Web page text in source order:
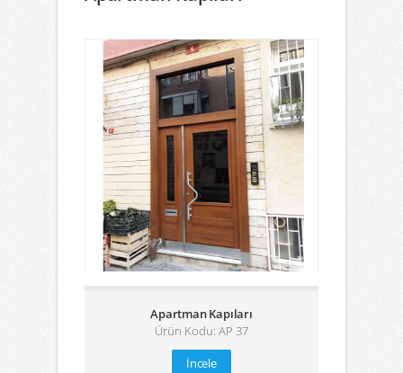
Apartman Kapıları
Ürün Kodu: AP 37
İncele